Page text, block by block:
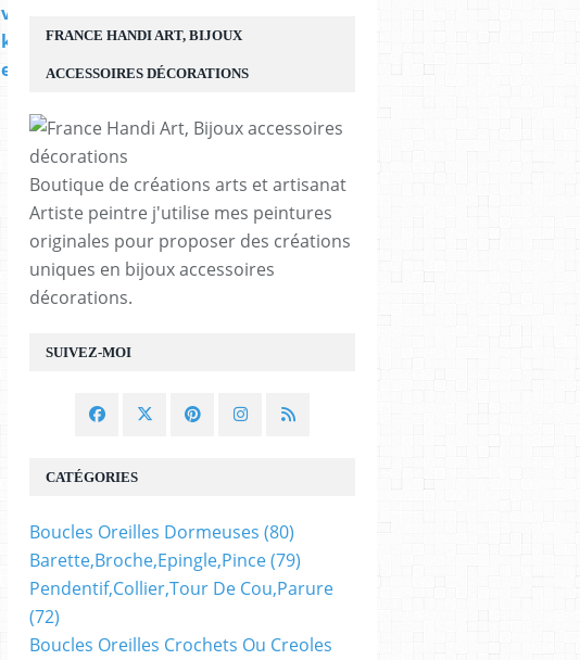
vintage retro,baroque punk
kawaii,boheme victorien
edouardien,ateliers du fait mains
SUIVEZ-MOI
FRANCE HANDI ART, BIJOUX
ACCESSOIRES DÉCORATIONS
Boutique de créations arts et artisanat
Artiste peintre j'utilise mes peintures
originales pour proposer des créations
uniques en bijoux accessoires
décorations.
CATÉGORIES
Boucles Oreilles Dormeuses (80)
Barette,broche,epingle,pince(79)
Pendentif,collier,tour De Cou,parure
(72)
Boucles Oreilles Crochets Ou Creoles